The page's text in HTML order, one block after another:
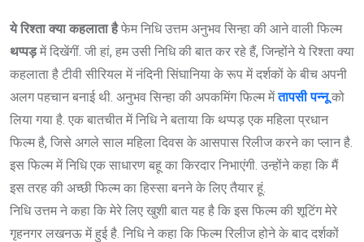
ये रिश्ता क्या कहलाता हैफेम निधि उत्तम अनुभव सिन्हा की आने वाली फिल्म
थप्पड़में दिखेंगीं. जी हां, हम उसी निधि की बात कर रहे हैं, जिन्होंने ये रिश्ता क्या
कहलाता है टीवी सीरियल में नंदिनी सिंघानिया के रूप में दर्शकों के बीच अपनी
अलग पहचान बनाई थी. अनुभव सिन्हा की अपकमिंग फिल्म मेंतापसी पन्नू को
लिया गया है. एक बातचीत में निधि ने बताया कि थप्पड़ एक महिला प्रधान
फिल्म है, जिसे अगले साल महिला दिवस के आसपास रिलीज करने का प्लान है.
इस फिल्म में निधि एक साधारण बहू का किरदार निभाएंगी. उन्होंने कहा कि मैं
इस तरह की अच्छी फिल्म का हिस्सा बनने के लिए तैयार हूं.
निधि उत्तम ने कहा कि मेरे लिए खुशी बात यह है कि इस फिल्म की शूटिंग मेरे
गृहनगर लखनऊ में हुई है. निधि ने कहा कि फिल्म रिलीज होने के बाद दर्शकों